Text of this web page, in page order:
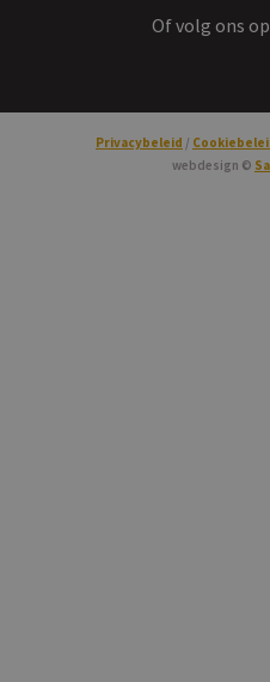
Of volg ons op
Privacybeleid
webdesign ©